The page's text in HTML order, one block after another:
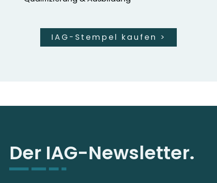
IAG-Stempel kaufen >
Der IAG-Newsletter.